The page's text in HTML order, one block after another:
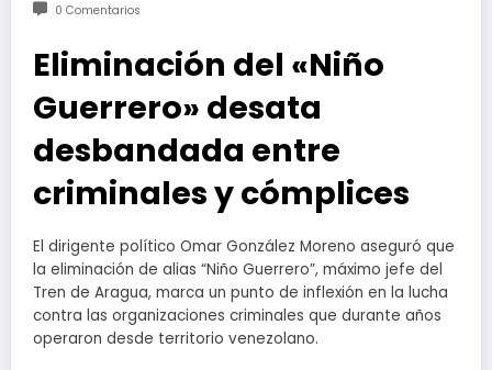
0 Comentarios
Eliminación del «Niño
Guerrero» desata
desbandada entre
criminales y cómplices
El dirigente político Omar González Moreno aseguró que
la eliminación de alias “Niño Guerrero”, máximo jefe del
Tren de Aragua, marca un punto de inflexión en la lucha
contra las organizaciones criminales que durante años
operaron desde territorio venezolano.